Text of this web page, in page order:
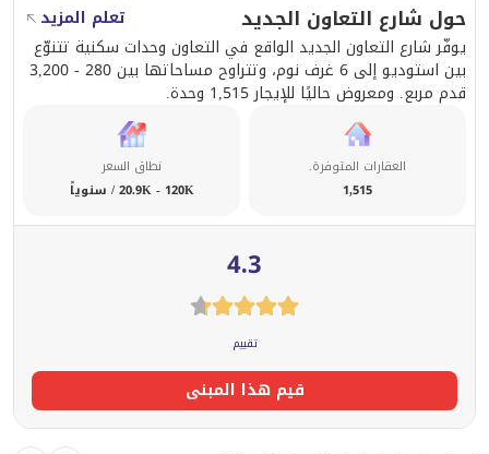
حول شارع التعاون الجديد
تعلم المزيد
يوفّر شارع التعاون الجديد الواقع في التعاون وحدات سكنية تتنوّع
بين استوديو إلى 6 غرف نوم، وتتراوح مساحاتها بين 280 - 3,200
قدم مربع. ومعروض حاليًا للإيجار 1,515 وحدة.
العقارات المتوفرة.
1,515
نطاق السعر
20.9K - 120K / سنوياً
4.3
تقييم
قيم هذا المبنى